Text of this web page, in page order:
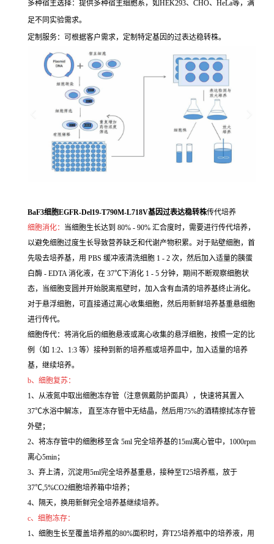
多种宿主选择：提供多种宿主细胞系，如HEK293、CHO、HeLa等，满
足不同实验需求。
定制服务：可根据客户需求，定制特定基因的过表达稳转株。
BaF3细胞EGFR-Del19-T790M-L718V基因过表达稳转株传代培养
细胞消化： 当细胞生长达到 80% - 90% 汇合度时，需要进行传代培养，
以避免细胞过度生长导致营养缺乏和代谢产物积累。对于贴壁细胞，首
先吸去培养基，用 PBS 缓冲液清洗细胞 1 - 2 次，然后加入适量的胰蛋
白酶 - EDTA 消化液，在 37℃下消化 1 - 5 分钟，期间不断观察细胞状
态，当细胞变圆并开始脱离瓶壁时，加入含有血清的培养基终止消化。
对于悬浮细胞，可直接通过离心收集细胞，然后用新鲜培养基重悬细胞
进行传代。
细胞传代：将消化后的细胞悬液或离心收集的悬浮细胞，按照一定的比
例（如 1:2、1:3 等）接种到新的培养瓶或培养皿中，加入适量的培养
基，继续培养。
b、细胞复苏：
1、从液氮中取出细胞冻存管（注意佩戴防护面具），快速将其置入
37℃水浴中解冻， 直至冻存管中无结晶，然后用75%的酒精擦拭冻存管
外壁；
2、将冻存管中的细胞移至含 5ml 完全培养基的15ml离心管中，1000rpm
离心5min；
3、弃上清，沉淀用5ml完全培养基重悬，接种至T25培养瓶，放于
37℃,5%CO2细胞培养箱中培养；
4、隔天，换用新鲜完全培养基继续培养。
c、细胞冻存：
1、细胞生长至覆盖培养瓶的80%面积时，弃T25培养瓶中的培养液，用